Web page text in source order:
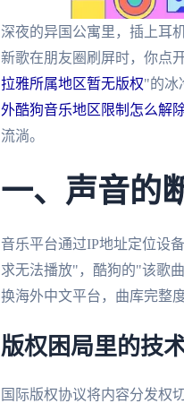
深夜的异国公寓里，插上耳
新歌在朋友圈刷屏时，你点
拉雅所属地区暂无版权"的冰
外酷狗音乐地区限制怎么解
流淌。
一、声音的
音乐平台通过IP地址定位设
求无法播放"，酷狗的"该歌
换海外中文平台，曲库完整
版权困局里的技
国际版权协议将内容分发权